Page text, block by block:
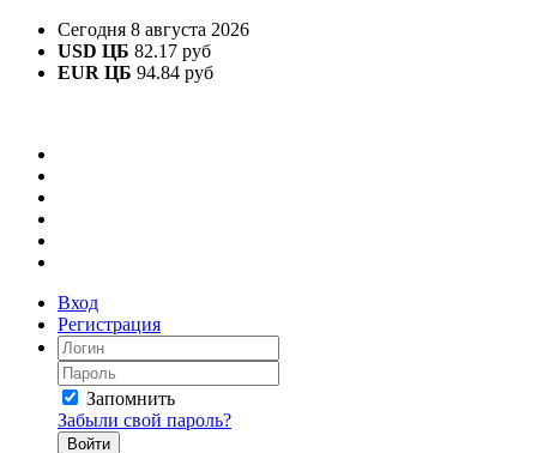
Сегодня 8 августа 2026
USD ЦБ 82.17 руб
EUR ЦБ 94.84 руб
Вход
Регистрация
Запомнить
Забыли свой пароль?